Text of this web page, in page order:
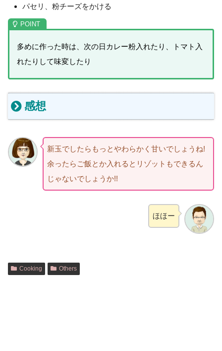
パセリ、粉チーズをかける
多めに作った時は、次の日カレー粉入れたり、トマト入
れたりして味変したり
感想
新玉でしたらもっとやわらかく甘いでしょうね!
余ったらご飯とか入れるとリゾットもできるん
じゃないでしょうか!!
ほほー
Cooking Others